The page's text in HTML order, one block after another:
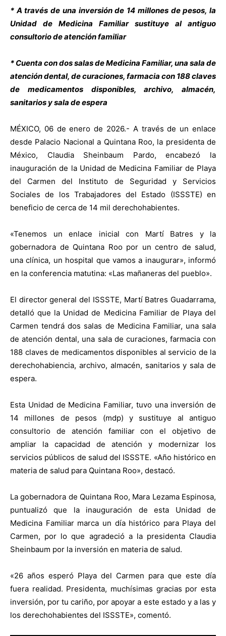
* A través de una inversión de 14 millones de pesos, la
Unidad de Medicina Familiar sustituye al antiguo
consultorio de atención familiar
* Cuenta con dos salas de Medicina Familiar, una sala de
atención dental, de curaciones, farmacia con 188 claves
de medicamentos disponibles, archivo, almacén,
sanitarios y sala de espera
MÉXICO, 06 de enero de 2026.- A través de un enlace
desde Palacio Nacional a Quintana Roo, la presidenta de
México, Claudia Sheinbaum Pardo, encabezó la
inauguración de la Unidad de Medicina Familiar de Playa
del Carmen del Instituto de Seguridad y Servicios
Sociales de los Trabajadores del Estado (ISSSTE) en
beneficio de cerca de 14 mil derechohabientes.
«Tenemos un enlace inicial con Martí Batres y la
gobernadora de Quintana Roo por un centro de salud,
una clínica, un hospital que vamos a inaugurar», informó
en la conferencia matutina: «Las mañaneras del pueblo».
El director general del ISSSTE, Martí Batres Guadarrama,
detalló que la Unidad de Medicina Familiar de Playa del
Carmen tendrá dos salas de Medicina Familiar, una sala
de atención dental, una sala de curaciones, farmacia con
188 claves de medicamentos disponibles al servicio de la
derechohabiencia, archivo, almacén, sanitarios y sala de
espera.
Esta Unidad de Medicina Familiar, tuvo una inversión de
14 millones de pesos (mdp) y sustituye al antiguo
consultorio de atención familiar con el objetivo de
ampliar la capacidad de atención y modernizar los
servicios públicos de salud del ISSSTE. «Año histórico en
materia de salud para Quintana Roo», destacó.
La gobernadora de Quintana Roo, Mara Lezama Espinosa,
puntualizó que la inauguración de esta Unidad de
Medicina Familiar marca un día histórico para Playa del
Carmen, por lo que agradeció a la presidenta Claudia
Sheinbaum por la inversión en materia de salud.
«26 años esperó Playa del Carmen para que este día
fuera realidad. Presidenta, muchísimas gracias por esta
inversión, por tu cariño, por apoyar a este estado y a las y
los derechohabientes del ISSSTE», comentó.